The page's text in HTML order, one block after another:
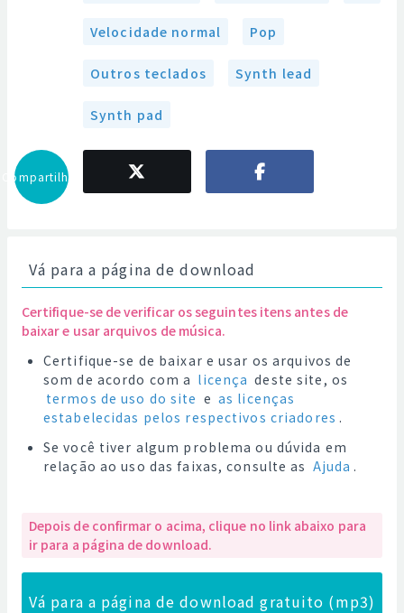
Velocidade normal Pop
Outros teclados Synth lead
Synth pad
Compartilhar
Vá para a página de download
Certifique-se de verificar os seguintes itens antes de
baixar e usar arquivos de música.
Certifique-se de baixar e usar os arquivos de
som de acordo com a licença deste site, os
termos de uso do site e as licenças
estabelecidas pelos respectivos criadores .
Se você tiver algum problema ou dúvida em
relação ao uso das faixas, consulte as Ajuda .
Depois de confirmar o acima, clique no link abaixo para
ir para a página de download.
Vá para a página de download gratuito (mp3)